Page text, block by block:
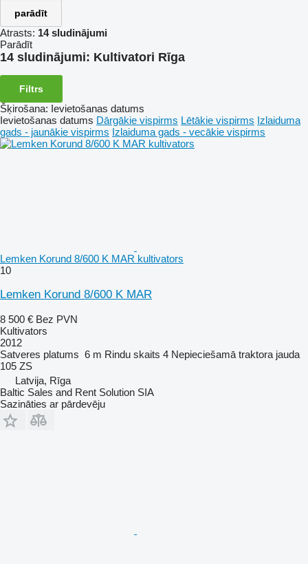
parādīt
Atrasts: 14 sludinājumi
Parādīt
14 sludinājumi: Kultivatori Rīga
Filtrs
Šķirošana: Ievietošanas datums
Ievietošanas datums Dārgākie vispirms Lētākie vispirms Izlaiduma
gads - jaunākie vispirms Izlaiduma gads - vecākie vispirms
Lemken Korund 8/600 K MAR kultivators
10
Lemken Korund 8/600 K MAR
8 500 € Bez PVN
Kultivators
2012
Satveres platums 6 m Rindu skaits 4 Nepieciešamā traktora jauda
105 ZS
Latvija, Rīga
Baltic Sales and Rent Solution SIA
Sazināties ar pārdevēju